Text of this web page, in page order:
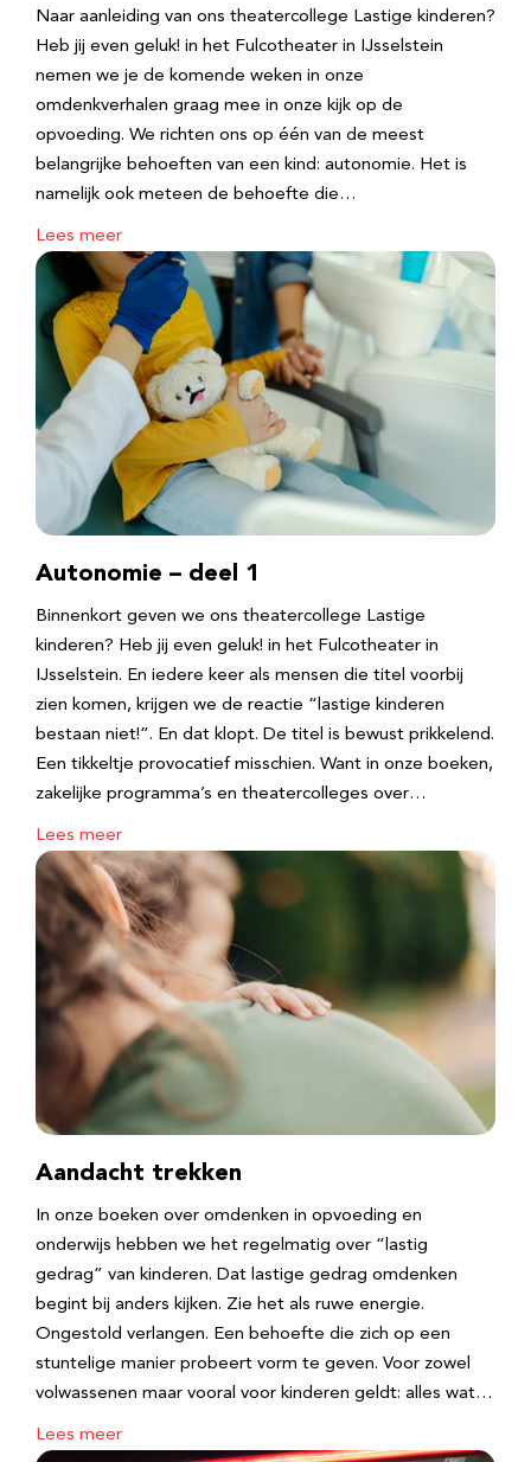
Naar aanleiding van ons theatercollege Lastige kinderen?
Heb jij even geluk! in het Fulcotheater in IJsselstein
nemen we je de komende weken in onze
omdenkverhalen graag mee in onze kijk op de
opvoeding. We richten ons op één van de meest
belangrijke behoeften van een kind: autonomie. Het is
namelijk ook meteen de behoefte die…
Lees meer
Autonomie – deel 1
Binnenkort geven we ons theatercollege Lastige
kinderen? Heb jij even geluk! in het Fulcotheater in
IJsselstein. En iedere keer als mensen die titel voorbij
zien komen, krijgen we de reactie “lastige kinderen
bestaan niet!”. En dat klopt. De titel is bewust prikkelend.
Een tikkeltje provocatief misschien. Want in onze boeken,
zakelijke programma’s en theatercolleges over…
Lees meer
Aandacht trekken
In onze boeken over omdenken in opvoeding en
onderwijs hebben we het regelmatig over “lastig
gedrag” van kinderen. Dat lastige gedrag omdenken
begint bij anders kijken. Zie het als ruwe energie.
Ongestold verlangen. Een behoefte die zich op een
stuntelige manier probeert vorm te geven. Voor zowel
volwassenen maar vooral voor kinderen geldt: alles wat…
Lees meer